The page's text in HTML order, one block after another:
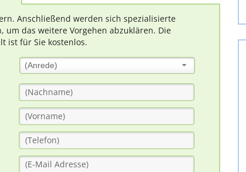
Anschließend werden sich spezialisierte
um das weitere Vorgehen abzuklären. Die
ist für Sie kostenlos.
(Anrede)